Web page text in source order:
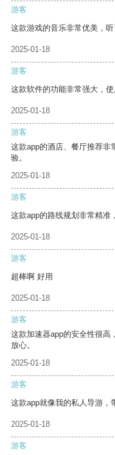
游客
这款游戏的音乐非常优美，听
2025-01-18
游客
这款软件的功能非常强大，使
2025-01-18
游客
这款app的酒店、餐厅推荐非
验。
2025-01-18
游客
这款app的路线规划非常精准
2025-01-18
游客
超棒啊 好用
2025-01-18
游客
这款加速器app的安全性很高
放心。
2025-01-18
游客
这款app就像我的私人导游，
2025-01-18
游客